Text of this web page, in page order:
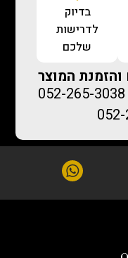
בדיוק
לדרישות
שלכם
המוצר
052-265-3038